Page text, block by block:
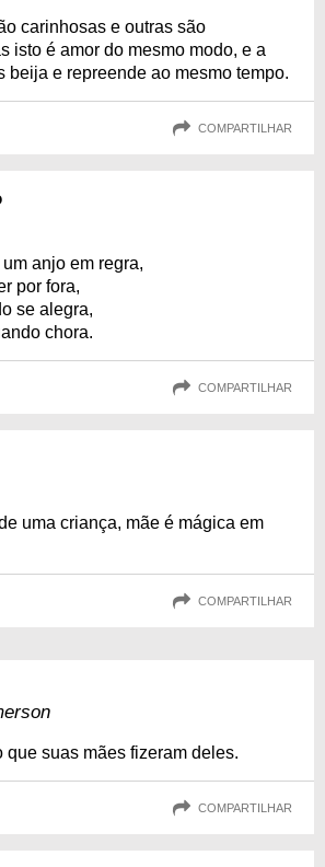
carinhosas e outras são
isto é amor do mesmo modo, e a
beija e repreende ao mesmo tempo.
COMPARTILHAR
anjo em regra,
por fora,
se alegra,
chora.
COMPARTILHAR
uma criança, mãe é mágica em
COMPARTILHAR
que suas mães fizeram deles.
COMPARTILHAR